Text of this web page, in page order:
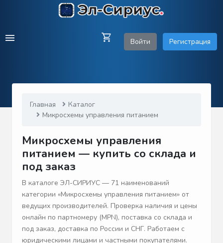
Войти Регистрация
Главная
Каталог
Микросхемы управления питанием
Микросхемы управления
питанием — купить со склада и
под заказ
В каталоге ЭЛ-СИРИУС — 71 наименований
категории «Микросхемы управления питанием» от
ведущих производителей. Проверка наличия и цены
онлайн по партномеру (MPN), поставка со склада и
под заказ, доставка по России и СНГ. Работаем с
юридическими лицами и частными покупателями.